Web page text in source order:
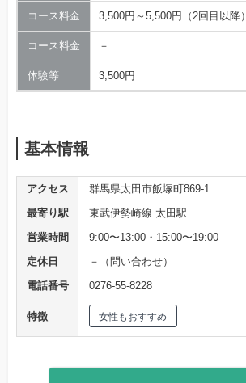
コース料金 3,500円～5,500円（2回目以降）
コース料金 －
体験等 3,500円
基本情報
アクセス
群馬県太田市飯塚町869-1
最寄り駅
東武伊勢崎線 太田駅
営業時間
9:00〜13:00・15:00〜19:00
定休日
－（問い合わせ）
電話番号
0276-55-8228
特徴 女性もおすすめ